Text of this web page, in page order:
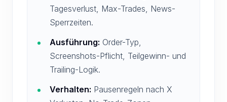
Tagesverlust, Max-Trades, News-
Sperrzeiten.
Ausführung: Order-Typ,
Screenshots-Pflicht, Teilgewinn- und
Trailing-Logik.
Verhalten: Pausenregeln nach X